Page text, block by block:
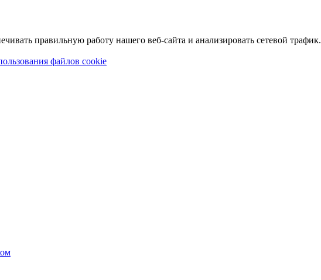
правильную работу нашего веб-сайта и анализировать сетевой трафик.
файлов cookie